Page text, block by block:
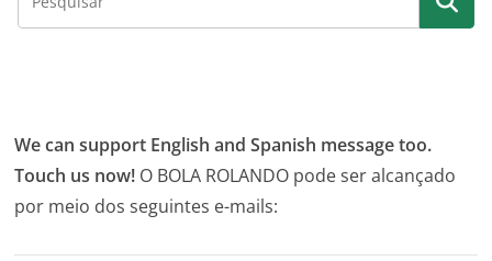
We can support English and Spanish message too.
Touch us now! O BOLA ROLANDO pode ser alcançado
por meio dos seguintes e-mails: